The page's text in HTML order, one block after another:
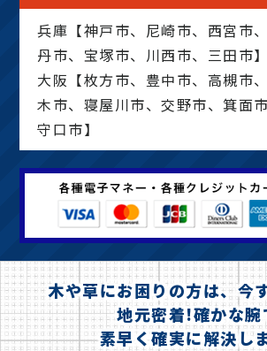
兵庫【神戸市、尼崎市、西宮市
丹市、宝塚市、川西市、三田市】
大阪【枚方市、豊中市、高槻市
木市、寝屋川市、交野市、箕面
守口市】
木や草にお困りの方は、今
地元密着!確かな腕
素早く確実に解決し